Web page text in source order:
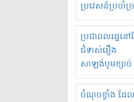
ប្រវេសន៍ប្រចាំច្រ
ព្រំដែនភ្នំឌិន
មួយចំនួនទៀត
កំពង់តែគុបគិតគ្នា
ធ្វើសកម្មភាពរ
ស្តុកទំនិញគេចព
ប្រជាពលរដ្ឋនៅ
ជំទាស់រឿង
សាឡង់បូមខ្សាច់
ខ្លាចបាក់ច្រាំង
ចំណុចខ្លាំង ដែល